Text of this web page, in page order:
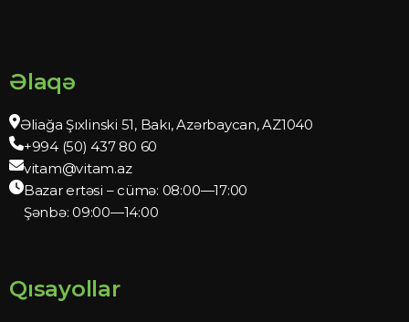
Əlaqə
Əliağa Şıxlinski 51, Bakı, Azərbaycan, AZ1040
+994 (50) 437 80 60
vitam@vitam.az
Bazar ertəsi – cümə: 08:00—17:00
Şənbə: 09:00—14:00
Qısayollar